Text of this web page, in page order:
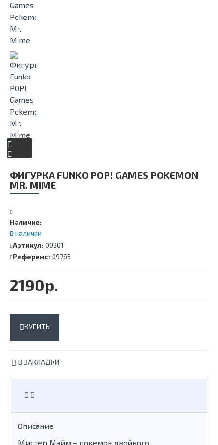
ФИГУРКА FUNKO POP! GAMES POKEMON
MR. MIME
Наличие:
В наличии
Артикул: 00801
Референс: 09765
2190р.
КУПИТЬ
В ЗАКЛАДКИ
Описание:
Мистер Майм – покемон двойного